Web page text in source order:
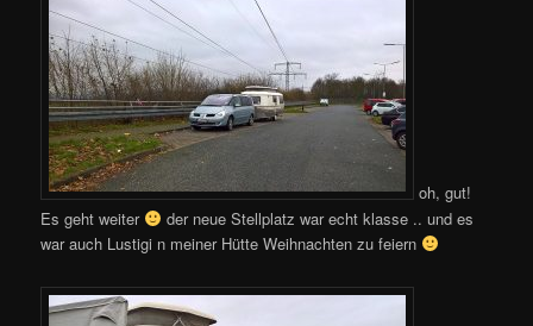
oh, gut!
Es geht weiter
der neue Stellplatz war echt klasse .. und es
war auch Lustigi n meiner Hütte Weihnachten zu feiern